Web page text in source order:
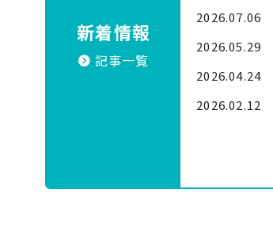
新着情報
記事一覧
2026.07.06
2026.05.29
2026.04.24
2026.02.12